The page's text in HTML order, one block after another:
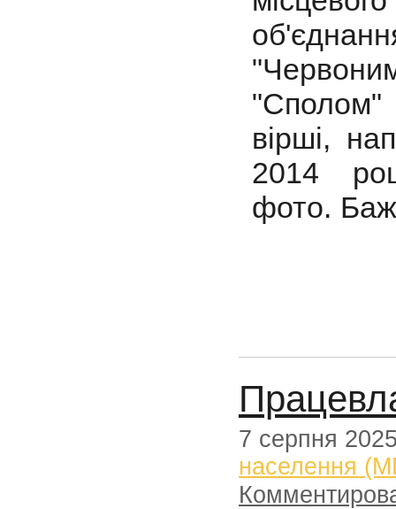
"Сполом"
вірші,
2014
фото.
7 серпня
населення